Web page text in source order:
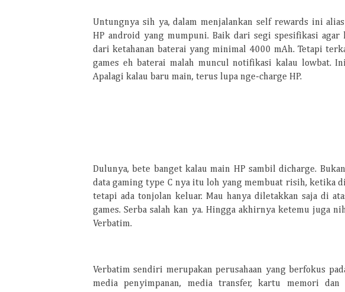
Untungnya sih ya, dalam menjalankan self rewards ini
HP android yang mumpuni. Baik dari segi spesifikasi
dari ketahanan baterai yang minimal 4000 mAh. Tetapi
games eh baterai malah muncul notifikasi kalau lowbat.
Apalagi kalau baru main, terus lupa nge-charge HP.
Dulunya, bete banget kalau main HP sambil dicharge.
data gaming type C nya itu loh yang membuat risih, ketika
tetapi ada tonjolan keluar. Mau hanya diletakkan saja di
games. Serba salah kan ya. Hingga akhirnya ketemu juga
Verbatim.
Verbatim sendiri merupakan perusahaan yang berfokus
media penyimpanan, media transfer, kartu memori dan